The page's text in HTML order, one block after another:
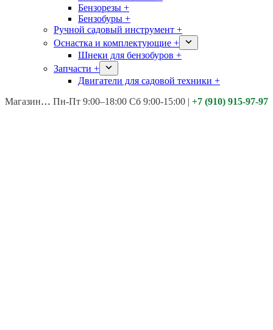
Бензорезы +
Бензобуры +
Ручной садовый инструмент +
Оснастка и комплектующие +
Шнеки для бензобуров +
Запчасти +
Двигатели для садовой техники +
Магазины: Калуга ул. Московская д.113
Пн-Пт 9:00–18:00 Сб 9:00-15:00 | +7 (910) 915-97-97